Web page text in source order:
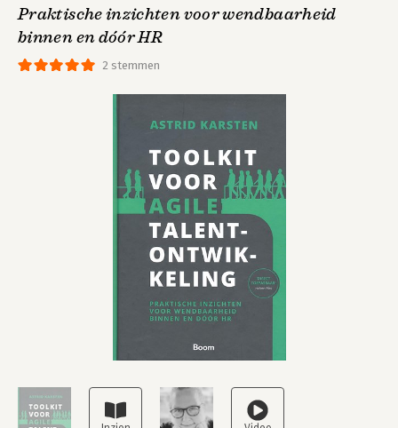
2 stemmen
Praktische inzichten voor wendbaarheid
binnen en dóór HR